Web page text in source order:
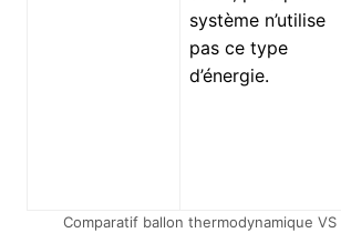
système n’utilise
pas ce type
d’énergie.
Comparatif ballon thermodynamique VS